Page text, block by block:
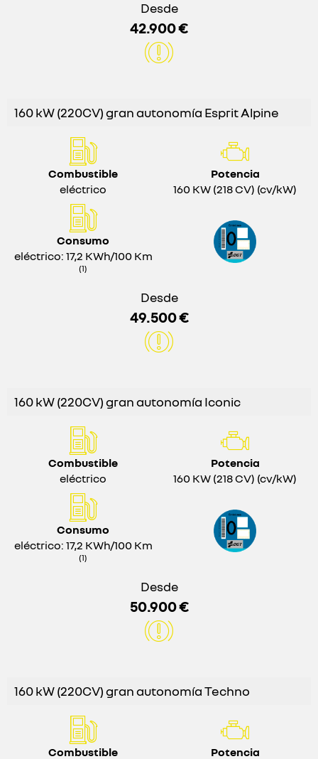
Desde
42.900 €
160 kW (220CV) gran autonomía Esprit Alpine
Combustible
eléctrico
Potencia
160 KW (218 CV) (cv/kW)
Consumo
eléctrico: 17,2 KWh/100 Km
(1)
Desde
49.500 €
160 kW (220CV) gran autonomía Iconic
Combustible
eléctrico
Potencia
160 KW (218 CV) (cv/kW)
Consumo
eléctrico: 17,2 KWh/100 Km
(1)
Desde
50.900 €
160 kW (220CV) gran autonomía Techno
Combustible Potencia